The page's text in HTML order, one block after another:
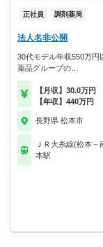
正社員 調剤薬局
法人名非公開
30代モデル年収550万円
薬品グループの…
【月収】30.0万円
【年収】440万円
長野県 松本市
ＪＲ大糸線(松本
本駅